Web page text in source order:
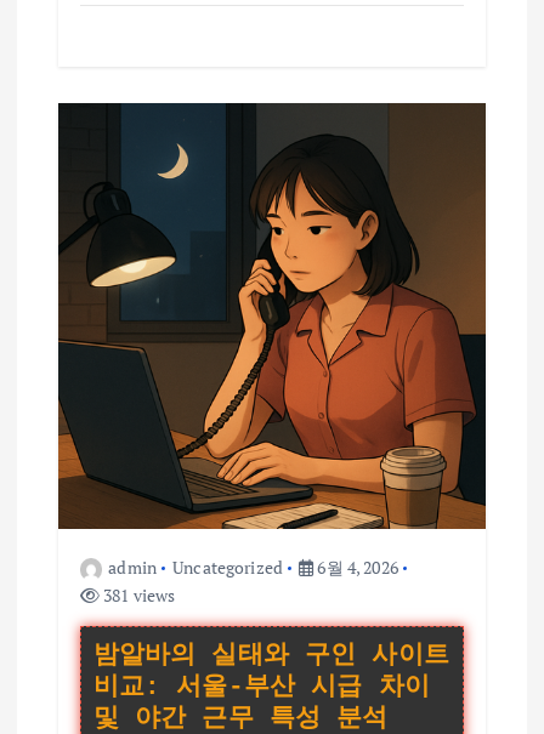
admin Uncategorized
6월 4, 2026
381 views
밤알바의 실태와 구인 사이트
비교: 서울-부산 시급 차이
및 야간 근무 특성 분석